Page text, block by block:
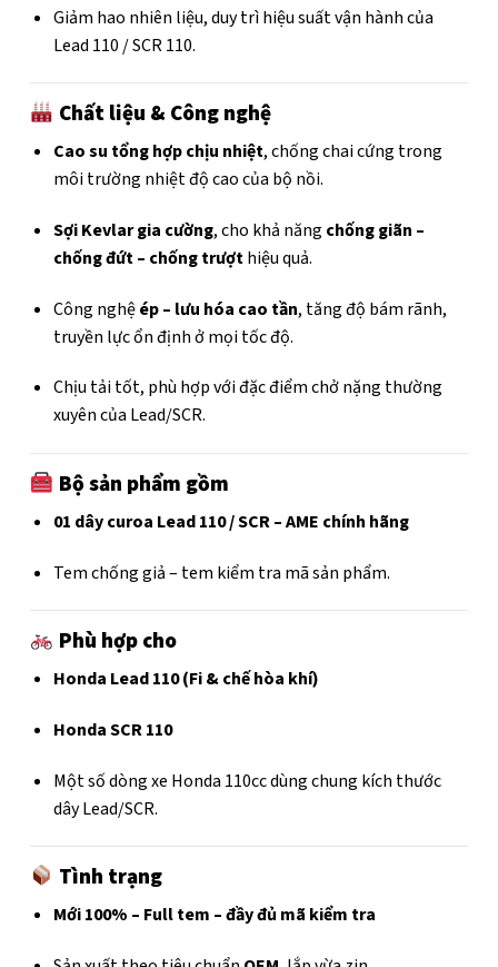
Giảm hao nhiên liệu, duy trì hiệu suất vận hành của
Lead 110 / SCR 110.
Chất liệu & Công nghệ
Cao su tổng hợp chịu nhiệt, chống chai cứng trong
môi trường nhiệt độ cao của bộ nồi.
Sợi Kevlar gia cường, cho khả năng chống giãn –
chống đứt – chống trượthiệu quả.
Công nghệép – lưu hóa cao tần, tăng độ bám rãnh,
truyền lực ổn định ở mọi tốc độ.
Chịu tải tốt, phù hợp với đặc điểm chở nặng thường
xuyên của Lead/SCR.
Bộ sản phẩm gồm
01 dây curoa Lead 110 / SCR – AME chính hãng
Tem chống giả – tem kiểm tra mã sản phẩm.
Phù hợp cho
Honda Lead 110 (Fi & chế hòa khí)
Honda SCR 110
Một số dòng xe Honda 110cc dùng chung kích thước
dây Lead/SCR.
Tình trạng
Mới 100% – Full tem – đầy đủ mã kiểm tra